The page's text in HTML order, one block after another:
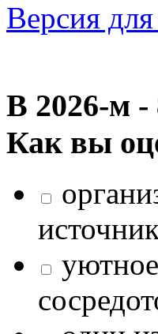
Версия
В 2026‑м
Как вы